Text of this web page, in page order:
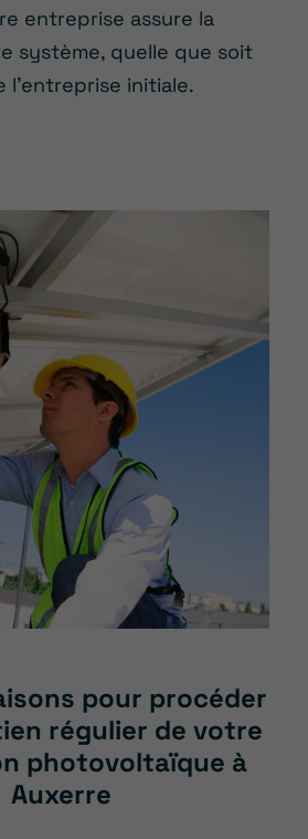
entreprise assure la
système, quelle que soit
l’entreprise initiale.
pour procéder
régulier de votre
photovoltaïque à
Auxerre